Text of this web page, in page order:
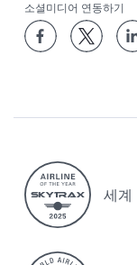
소셜미디어 연동하기
세계